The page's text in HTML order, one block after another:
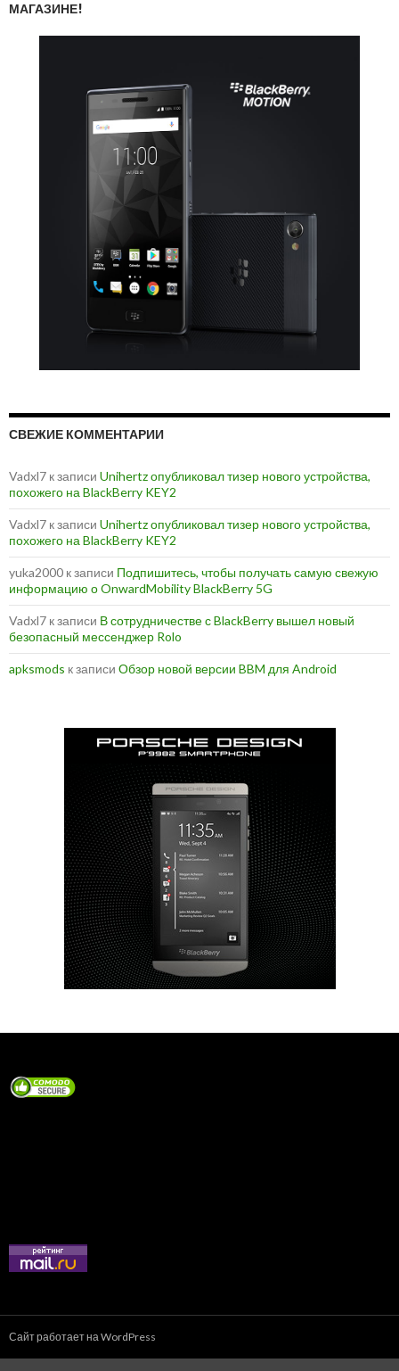
МАГАЗИНЕ!
СВЕЖИЕ КОММЕНТАРИИ
Vadxl7 к записи Unihertz опубликовал тизер нового устройства,
похожего на BlackBerry KEY2
Vadxl7 к записи Unihertz опубликовал тизер нового устройства,
похожего на BlackBerry KEY2
yuka2000 к записи Подпишитесь, чтобы получать самую свежую
информацию о OnwardMobility BlackBerry 5G
Vadxl7 к записи В сотрудничестве с BlackBerry вышел новый
безопасный мессенджер Rolo
apksmods к записи Обзор новой версии BBM для Android
Сайт работает на WordPress